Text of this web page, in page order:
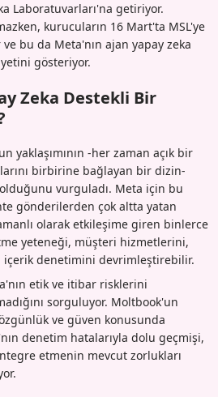
Laboratuvarları'na getiriyor.
kurucuların 16 Mart'ta MSL'ye
bu da Meta'nın ajan yapay zeka
gösteriyor.
Zeka Destekli Bir
yaklaşımının -her zaman açık bir
birbirine bağlayan bir dizin-
vurguladı. Meta için bu
gönderilerden çok altta yatan
olarak etkileşime giren binlerce
yeteneği, müşteri hizmetlerini,
içerik denetimini devrimleştirebilir.
etik ve itibar risklerini
sorguluyor. Moltbook'un
ve güven konusunda
denetim hatalarıyla dolu geçmişi,
etmenin mevcut zorlukları